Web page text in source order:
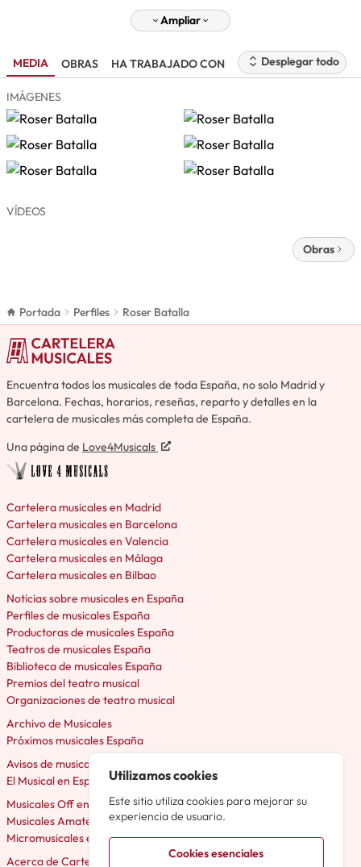
Ampliar
MEDIA OBRAS HA TRABAJADO CON Desplegar todo
IMÁGENES
VÍDEOS
Obras
Portada Perfiles Roser Batalla
Encuentra todos los musicales de toda España, no solo Madrid y
Barcelona. Fechas, horarios, reseñas, reparto y detalles en la
cartelera de musicales más completa de España.
Una página de Love4Musicals
Cartelera musicales en Madrid
Cartelera musicales en Barcelona
Cartelera musicales en Valencia
Cartelera musicales en Málaga
Cartelera musicales en Bilbao
Noticias sobre musicales en España
Perfiles de musicales España
Productoras de musicales España
Teatros de musicales España
Biblioteca de musicales España
Premios del teatro musical
Organizaciones de teatro musical
Archivo de Musicales
Próximos musicales España
Avisos de musicales España
El Musical en España
Musicales Off en España
Musicales Amateur en España
Micromusicales en España
Acerca de Cartelera Musicales
Utilizamos cookies
Este sitio utiliza cookies para mejorar su
experiencia de usuario.
Cookies esenciales